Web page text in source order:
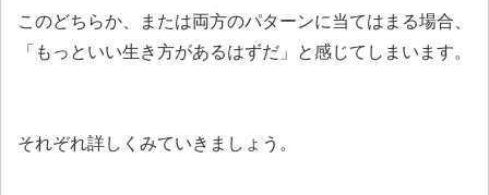
このどちらか、または両方のパターンに当てはまる場合、
「もっといい生き方があるはずだ」と感じてしまいます。
それぞれ詳しくみていきましょう。